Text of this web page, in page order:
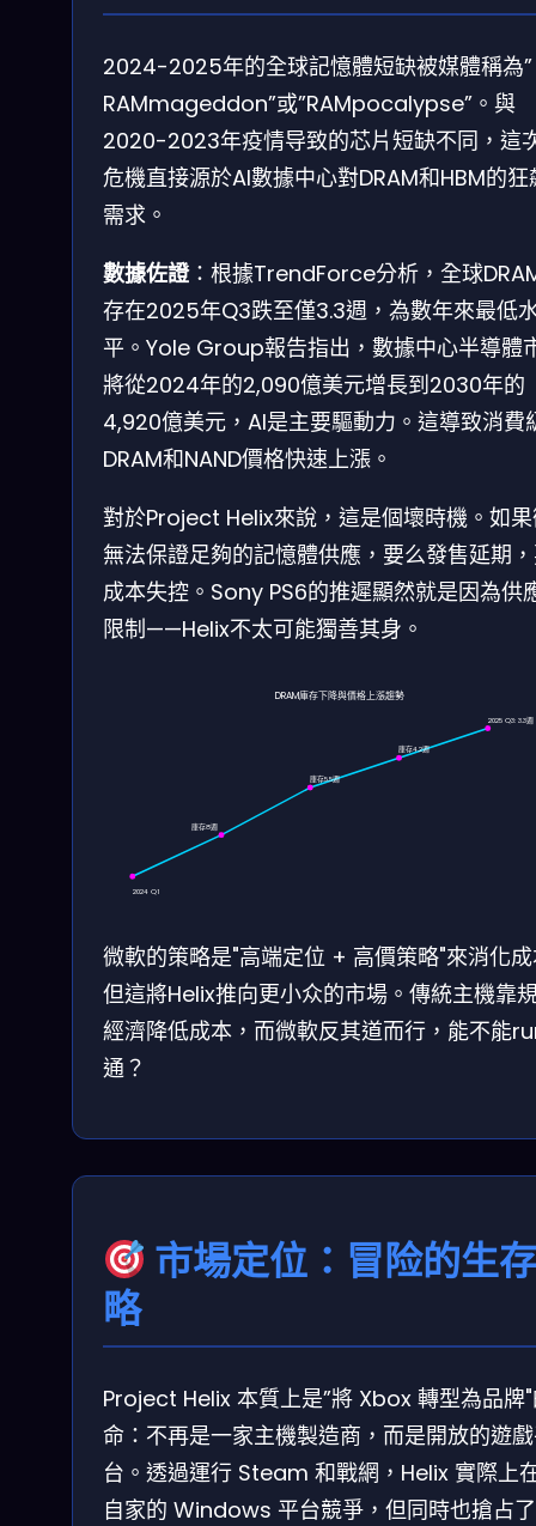
2024-2025年的全球記憶體短缺被媒體稱為”
RAMmageddon”或”RAMpocalypse”。與
2020-2023年疫情导致的芯片短缺不同，這
危機直接源於AI數據中心對DRAM和HBM的狂
需求。
數據佐證：根據TrendForce分析，全球
存在2025年Q3跌至僅3.3週，為數年來最低
平。Yole Group報告指出，數據中心半導體
將從2024年的2,090億美元增長到2030年的
4,920億美元，AI是主要驅動力。這導致消費
DRAM和NAND價格快速上漲。
對於Project Helix來說，這是個壞時機。如
無法保證足夠的記憶體供應，要么發售延期
成本失控。Sony PS6的推遲顯然就是因為供
限制——Helix不太可能獨善其身。
2024 Q1
庫存8週
庫存5.5週
庫存4.2週
2025 Q3: 3.3週
DRAM庫存下降與價格上漲趨勢
微軟的策略是"高端定位 + 高價策略"來消化
但這將Helix推向更小众的市場。傳統主機靠
經濟降低成本，而微軟反其道而行，能不能
通？
市場定位：冒险的生
略
Project Helix 本質上是”將 Xbox 轉型為品牌
命：不再是一家主機製造商，而是開放的遊
台。透過運行 Steam 和戰網，Helix 實際上
自家的 Windows 平台競爭，但同時也搶占